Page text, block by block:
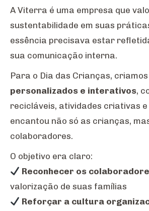
A Viterra é uma empresa que
sustentabilidade em suas
essência precisava estar
sua comunicação interna.
Para o Dia das Crianças, criamos
personalizados e interativos,
recicláveis, atividades criativas e
encantou não só as crianças,
colaboradores.
O objetivo era claro:
Reconhecer os
valorização de suas famílias
Reforçar a cultura